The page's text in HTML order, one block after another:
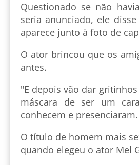
Questionado se não
seria anunciado, ele
aparece junto à foto de
O ator brincou que os
antes.
"E depois vão dar
máscara de ser um
conhecem e
O título de homem mais
quando elegeu o ator Mel